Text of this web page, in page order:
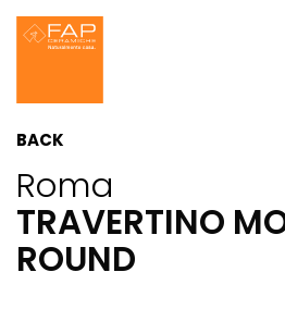
BACK
Roma
TRAVERTINO
ROUND